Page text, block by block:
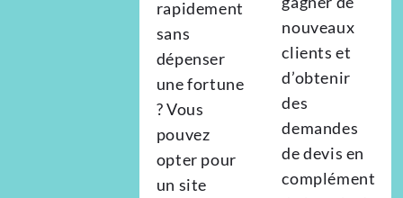
rapidement
sans
dépenser
une fortune
? Vous
pouvez
opter pour
un site
nouveaux
clients et
d’obtenir
des
demandes
de devis en
complément